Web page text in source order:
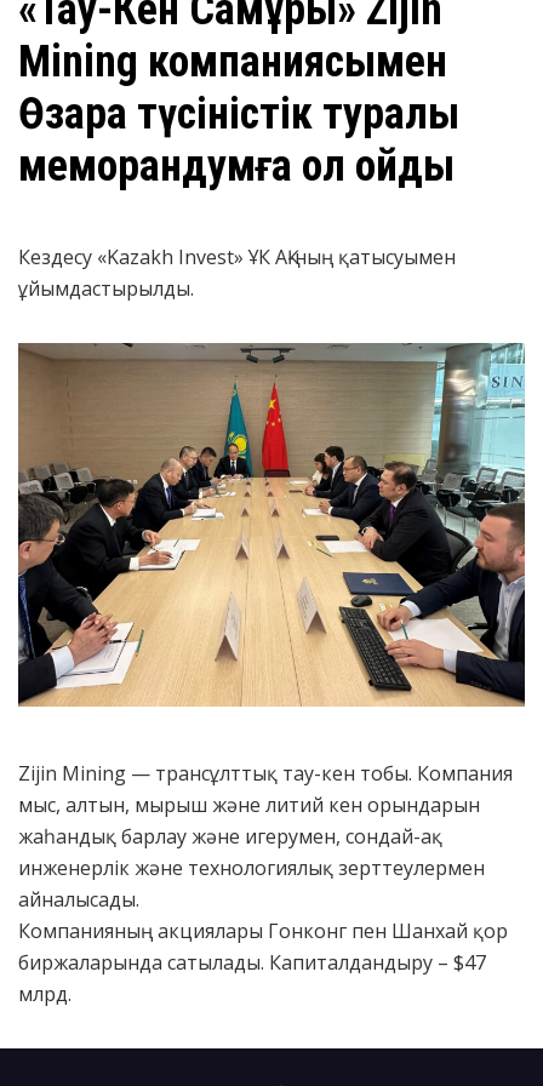
Mining компаниясымен
Өзара түсіністік туралы
меморандумға қол қойды
Кездесу «Kazakh Invest» ҰК АҚ-ның қатысуымен
ұйымдастырылды.
Zijin Mining — трансұлттық тау-кен тобы. Компания
мыс, алтын, мырыш және литий кен орындарын
жаһандық барлау және игерумен, сондай-ақ
инженерлік және технологиялық зерттеулермен
айналысады.
Компанияның акциялары Гонконг пен Шанхай қор
биржаларында сатылады. Капиталдандыру – $47
млрд.